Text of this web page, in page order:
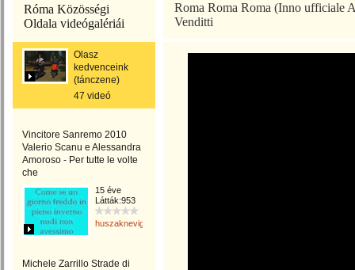
Róma Közösségi
Oldala videógalériái
Olasz
kedvenceink
(tánczene)
47 videó
Vincitore Sanremo 2010
Valerio Scanu e Alessandra
Amoroso - Per tutte le volte
che
15 éve
Látták:953
huszaknevighgabriella
Michele Zarrillo Strade di
Roma Roma Roma (Inno ufficiale
Venditti